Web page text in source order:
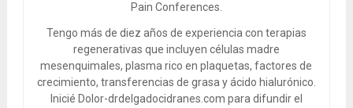
Pain Conferences.
Tengo más de diez años de experiencia con terapias
regenerativas que incluyen células madre
mesenquimales, plasma rico en plaquetas, factores de
crecimiento, transferencias de grasa y ácido hialurónico.
Inicié Dolor-drdelgadocidranes.com para difundir el